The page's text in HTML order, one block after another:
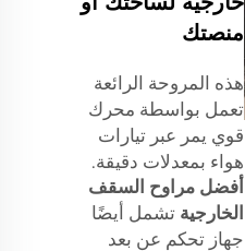
منصتك
هذه المروحة الرائعة
تعمل بواسطة محرك
قوي يمر عبر تيارات
هواء بمعدلات دقيقة.
أفضل مراوح السقف
الخارجية تشمل أيضًا
جهاز تحكم عن بعد